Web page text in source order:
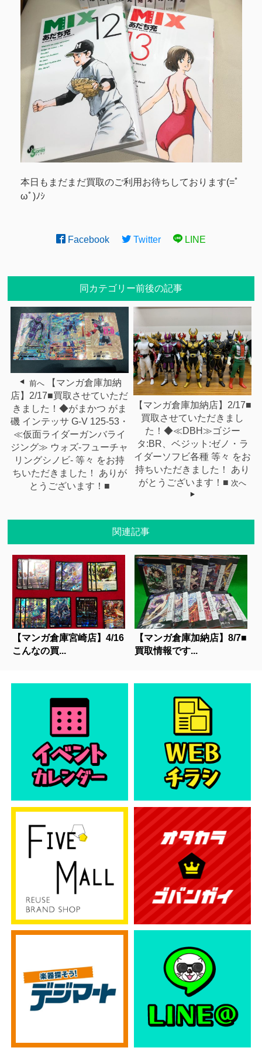
本日もまだまだ買取のご利用お待ちしております(=ﾟ
ωﾟ)ﾉｼ
Facebook Twitter LINE
同カテゴリー前後の記事
前へ
【マンガ倉庫加納
店】2/17■買取させていただ
きました！◆がまかつ がま
磯 インテッサ G-V 125-53・
≪仮面ライダーガンバライ
ジング≫ ウォズ-フューチャ
リングシノビ- 等々 をお持
ちいただきました！ ありが
とうございます！■
【マンガ倉庫加納店】2/17■
買取させていただきまし
た！◆≪DBH≫ゴジー
タ:BR、ベジット:ゼノ・ラ
イダーソフビ各種 等々 をお
持ちいただきました！ あり
がとうございます！■ 次へ
関連記事
【マンガ倉庫宮崎店】4/16
こんなの買...
【マンガ倉庫加納店】8/7■
買取情報です...